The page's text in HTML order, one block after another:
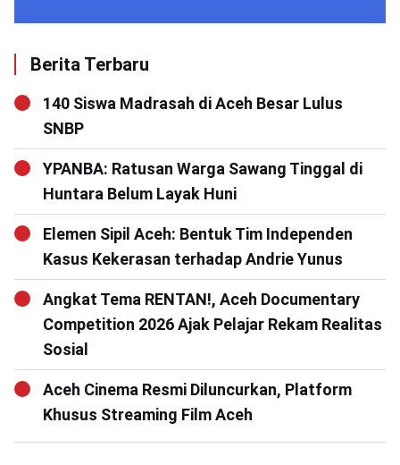
Berita Terbaru
140 Siswa Madrasah di Aceh Besar Lulus
SNBP
YPANBA: Ratusan Warga Sawang Tinggal di
Huntara Belum Layak Huni
Elemen Sipil Aceh: Bentuk Tim Independen
Kasus Kekerasan terhadap Andrie Yunus
Angkat Tema RENTAN!, Aceh Documentary
Competition 2026 Ajak Pelajar Rekam Realitas
Sosial
Aceh Cinema Resmi Diluncurkan, Platform
Khusus Streaming Film Aceh